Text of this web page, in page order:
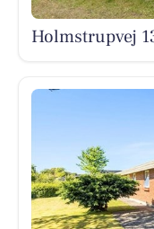
Holmstrupvej